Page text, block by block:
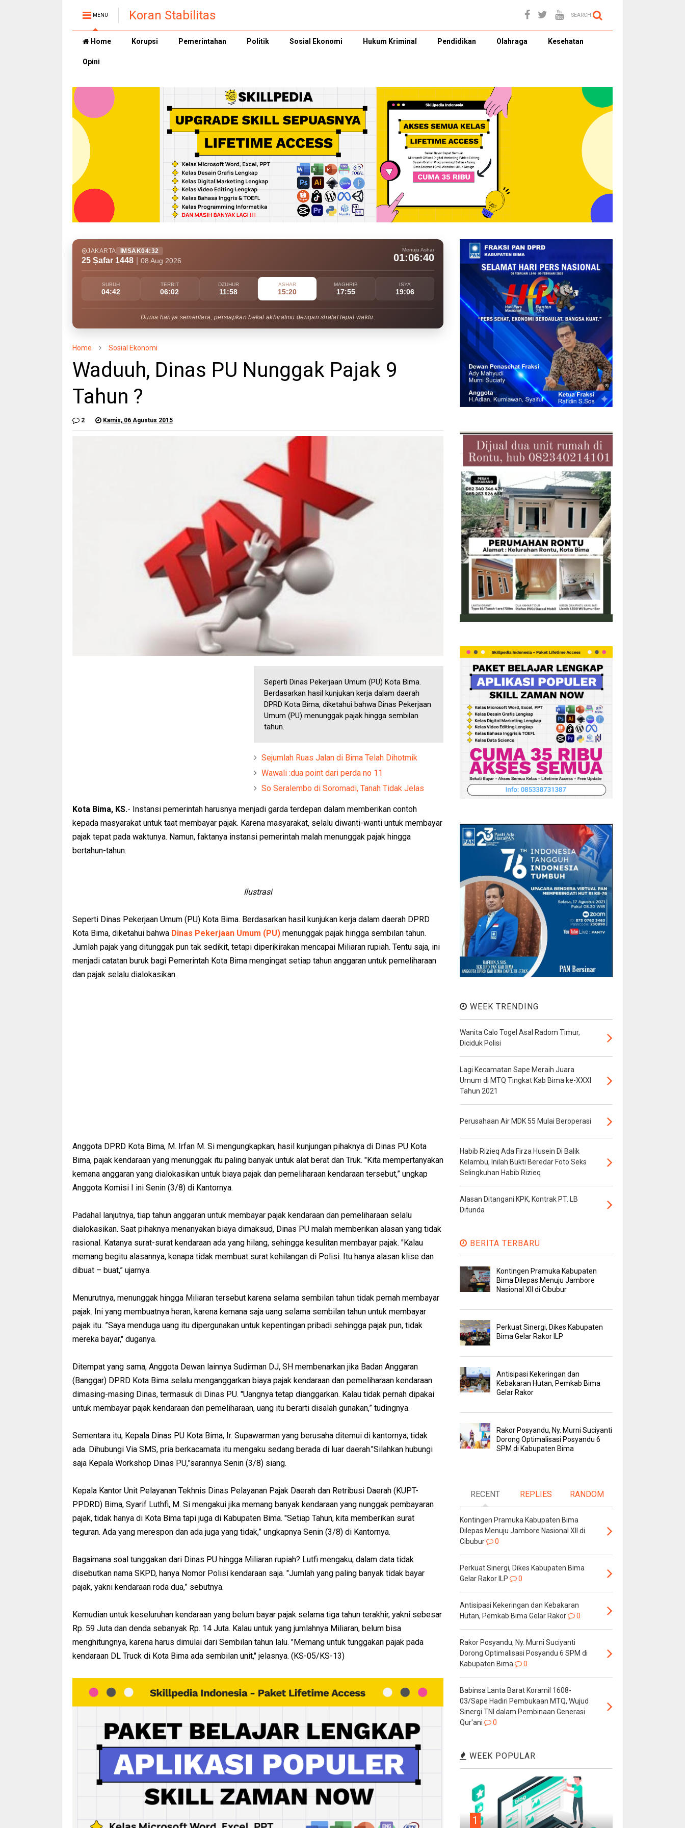
MENU Koran Stabilitas SEARCH
Home Korupsi Pemerintahan Politik Sosial Ekonomi Hukum Kriminal Pendidikan Olahraga Kesehatan
Opini
JAKARTA IMSAK04:32
25 Ṣafar 1448 08 Aug 2026
Menuju Ashar
01:06:39
SUBUH
04:42
TERBIT
06:02
DZUHUR
11:58
ASHAR
15:20
MAGHRIB
17:55
ISYA
19:06
Dunia hanya sementara, persiapkan bekal akhiratmu dengan shalat tepat waktu.
Home Sosial Ekonomi
Waduuh, Dinas PU Nunggak Pajak 9
Tahun ?
2 Kamis, 06 Agustus 2015
Seperti Dinas Pekerjaan Umum (PU) Kota Bima.
Berdasarkan hasil kunjukan kerja dalam daerah
DPRD Kota Bima, diketahui bahwa Dinas Pekerjaan
Umum (PU) menunggak pajak hingga sembilan
tahun.
Sejumlah Ruas Jalan di Bima Telah Dihotmik
Wawali :dua point dari perda no 11
So Seralembo di Soromadi, Tanah Tidak Jelas
Kota Bima, KS.- Instansi pemerintah harusnya menjadi garda terdepan dalam memberikan contoh
kepada masyarakat untuk taat membayar pajak. Karena masyarakat, selalu diwanti-wanti untuk membayar
pajak tepat pada waktunya. Namun, faktanya instansi pemerintah malah menunggak pajak hingga
bertahun-tahun.
Ilustrasi
Seperti Dinas Pekerjaan Umum (PU) Kota Bima. Berdasarkan hasil kunjukan kerja dalam daerah DPRD
Kota Bima, diketahui bahwa Dinas Pekerjaan Umum (PU) menunggak pajak hingga sembilan tahun.
Jumlah pajak yang ditunggak pun tak sedikit, tetapi diperikirakan mencapai Miliaran rupiah. Tentu saja, ini
menjadi catatan buruk bagi Pemerintah Kota Bima mengingat setiap tahun anggaran untuk pemeliharaan
dan pajak selalu dialokasikan.
Anggota DPRD Kota Bima, M. Irfan M. Si mengungkapkan, hasil kunjungan pihaknya di Dinas PU Kota
Bima, pajak kendaraan yang menunggak itu paling banyak untuk alat berat dan Truk. "Kita mempertanyakan
kemana anggaran yang dialokasikan untuk biaya pajak dan pemeliharaan kendaraan tersebut,” ungkap
Anggota Komisi I ini Senin (3/8) di Kantornya.
Padahal lanjutnya, tiap tahun anggaran untuk membayar pajak kendaraan dan pemeliharaan selalu
dialokasikan. Saat pihaknya menanyakan biaya dimaksud, Dinas PU malah memberikan alasan yang tidak
rasional. Katanya surat-surat kendaraan ada yang hilang, sehingga kesulitan membayar pajak. "Kalau
memang begitu alasannya, kenapa tidak membuat surat kehilangan di Polisi. Itu hanya alasan klise dan
dibuat – buat,” ujarnya.
Menurutnya, menunggak hingga Miliaran tersebut karena selama sembilan tahun tidak pernah membayar
pajak. Ini yang membuatnya heran, karena kemana saja uang selama sembilan tahun untuk membayar
pajak itu. ”Saya menduga uang itu dipergunakan untuk kepentingan pribadi sehingga pajak pun, tidak
mereka bayar," duganya.
Ditempat yang sama, Anggota Dewan lainnya Sudirman DJ, SH membenarkan jika Badan Anggaran
(Banggar) DPRD Kota Bima selalu menganggarkan biaya pajak kendaraan dan pemeliharaan kendaraan
dimasing-masing Dinas, termasuk di Dinas PU. "Uangnya tetap dianggarkan. Kalau tidak pernah dipakai
untuk membayar pajak kendaraan dan pemeliharaan, uang itu berarti disalah gunakan,” tudingnya.
Sementara itu, Kepala Dinas PU Kota Bima, Ir. Supawarman yang berusaha ditemui di kantornya, tidak
ada. Dihubungi Via SMS, pria berkacamata itu mengaku sedang berada di luar daerah."Silahkan hubungi
saja Kepala Workshop Dinas PU,”sarannya Senin (3/8) siang.
Kepala Kantor Unit Pelayanan Tekhnis Dinas Pelayanan Pajak Daerah dan Retribusi Daerah (KUPT-
PPDRD) Bima, Syarif Luthfi, M. Si mengakui jika memang banyak kendaraan yang nunggak pembayaran
pajak, tidak hanya di Kota Bima tapi juga di Kabupaten Bima. "Setiap Tahun, kita memberikan surat
teguran. Ada yang merespon dan ada juga yang tidak,” ungkapnya Senin (3/8) di Kantornya.
Bagaimana soal tunggakan dari Dinas PU hingga Miliaran rupiah? Lutfi mengaku, dalam data tidak
disebutkan nama SKPD, hanya Nomor Polisi kendaraan saja. "Jumlah yang paling banyak tidak bayar
pajak, yakni kendaraan roda dua,” sebutnya.
Kemudian untuk keseluruhan kendaraan yang belum bayar pajak selama tiga tahun terakhir, yakni sebesar
Rp. 59 Juta dan denda sebanyak Rp. 14 Juta. Kalau untuk yang jumlahnya Miliaran, belum bisa
menghitungnya, karena harus dimulai dari Sembilan tahun lalu. "Memang untuk tunggakan pajak pada
kendaraan DL Truck di Kota Bima ada sembilan unit," jelasnya. (KS-05/KS-13)
WEEK TRENDING
Wanita Calo Togel Asal Radom Timur,
Diciduk Polisi
Lagi Kecamatan Sape Meraih Juara
Umum di MTQ Tingkat Kab Bima ke-XXXI
Tahun 2021
Perusahaan Air MDK 55 Mulai Beroperasi
Habib Rizieq Ada Firza Husein Di Balik
Kelambu, Inilah Bukti Beredar Foto Seks
Selingkuhan Habib Rizieq
Alasan Ditangani KPK, Kontrak PT. LB
Ditunda
BERITA TERBARU
Kontingen Pramuka Kabupaten
Bima Dilepas Menuju Jambore
Nasional XII di Cibubur
Perkuat Sinergi, Dikes Kabupaten
Bima Gelar Rakor ILP
Antisipasi Kekeringan dan
Kebakaran Hutan, Pemkab Bima
Gelar Rakor
Rakor Posyandu, Ny. Murni Suciyanti
Dorong Optimalisasi Posyandu 6
SPM di Kabupaten Bima
RECENT REPLIES RANDOM
Kontingen Pramuka Kabupaten Bima
Dilepas Menuju Jambore Nasional XII di
Cibubur
0
Perkuat Sinergi, Dikes Kabupaten Bima
Gelar Rakor ILP
0
Antisipasi Kekeringan dan Kebakaran
Hutan, Pemkab Bima Gelar Rakor
0
Rakor Posyandu, Ny. Murni Suciyanti
Dorong Optimalisasi Posyandu 6 SPM di
Kabupaten Bima
0
Babinsa Lanta Barat Koramil 1608-
03/Sape Hadiri Pembukaan MTQ, Wujud
Sinergi TNI dalam Pembinaan Generasi
Qur'ani
0
WEEK POPULAR
1